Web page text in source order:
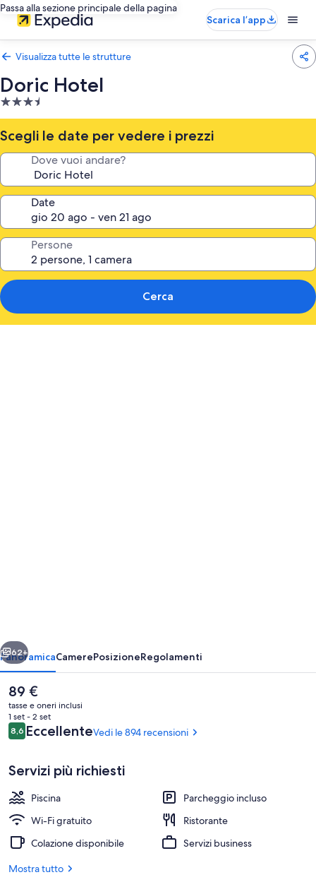
Passa alla sezione principale della pagina
Scarica l’app
Visualizza tutte le strutture
Doric Hotel
Struttura
a
3.5
stelle
Scegli le date per vedere i prezzi
Dove vuoi andare?
Date
Persone
Cerca
Interni
Avanti
62+
PanoramicaCamerePosizioneRegolamenti
Il
prezzo
attuale
è
89 €
89 €
tasse e oneri inclusi
1 set - 2 set
Recensioni
8,68,6 su 10
EccellenteVedi le 894 recensioni
Servizi più richiesti
Piscina
Parcheggio incluso
Wi-Fi gratuito
Ristorante
Colazione disponibile
Servizi business
Mostra tutto